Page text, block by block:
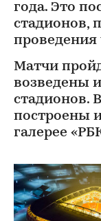
года. Это
стадионов,
проведения
Матчи
возведены
стадионов.
построены
галерее